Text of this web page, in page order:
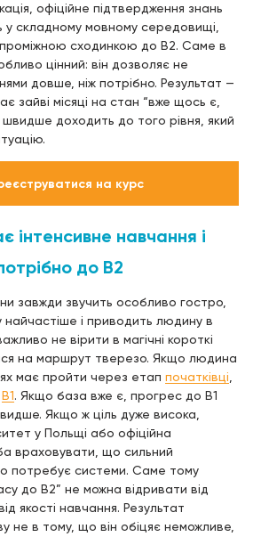
офіційне підтвердження знань
у складному мовному середовищі,
сходинкою до B2. Саме в
цінний: він дозволяє не
довше, ніж потрібно. Результат —
зайві місяці на стан “вже щось є,
доходить до того рівня, який
на курс
інтенсивне навчання і
до B2
завжди звучить особливо гостро,
і приводить людину в
не вірити в магічні короткі
на маршрут тверезо. Якщо людина
має пройти через етап початківці
B1. Якщо база вже є, прогрес до B1
Якщо ж ціль дуже висока,
у Польщі або офіційна
враховувати, що сильний
потребує системи. Саме тому
до B2” не можна відривати від
якості навчання. Результат
не в тому, що він обіцяє неможливе,